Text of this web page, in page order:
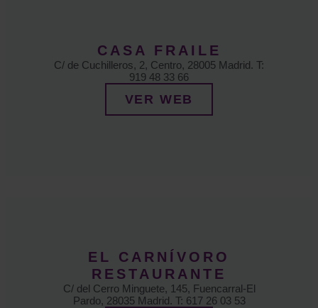
CASA FRAILE
C/ de Cuchilleros, 2, Centro, 28005 Madrid. T:
919 48 33 66
VER WEB
EL CARNÍVORO
RESTAURANTE
C/ del Cerro Minguete, 145, Fuencarral-El
Pardo, 28035 Madrid. T: 617 26 03 53